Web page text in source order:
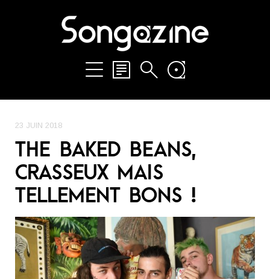
23 JUIN 2018
THE BAKED BEANS,
CRASSEUX MAIS
TELLEMENT BONS !